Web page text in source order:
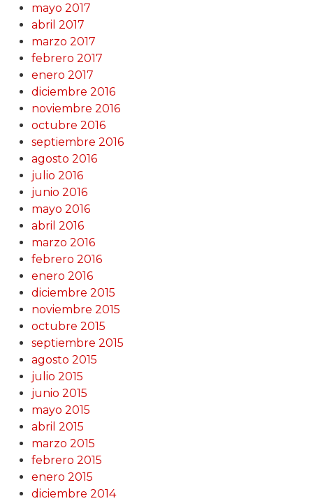
mayo 2017
abril 2017
marzo 2017
febrero 2017
enero 2017
diciembre 2016
noviembre 2016
octubre 2016
septiembre 2016
agosto 2016
julio 2016
junio 2016
mayo 2016
abril 2016
marzo 2016
febrero 2016
enero 2016
diciembre 2015
noviembre 2015
octubre 2015
septiembre 2015
agosto 2015
julio 2015
junio 2015
mayo 2015
abril 2015
marzo 2015
febrero 2015
enero 2015
diciembre 2014